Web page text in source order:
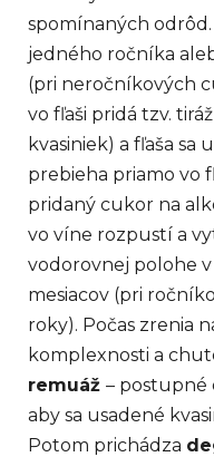
spomínaných
jedného ročníka
(pri neročníkových
vo fľaši pridá tzv.
kvasiniek) a fľaša sa
prebieha priamo vo
pridaný cukor na
vo víne rozpustí a
vodorovnej polohe v
mesiacov (pri
roky). Počas zrenia
komplexnosti a
remuáž – postupné
aby sa usadené
Potom prichádza